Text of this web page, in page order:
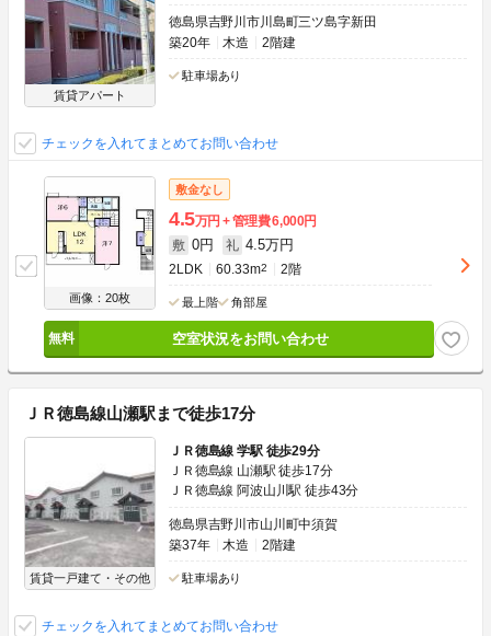
賃貸アパート
徳島県吉野川市川島町三ツ島字新田
築20年
木造 2階建
駐車場あり
チェックを入れてまとめてお問い合わせ
画像：20枚
敷金なし
4.5万円 管理費6,000円
敷 0円 礼 4.5万円
2LDK 60.33m2 2階
最上階 角部屋
空室状況をお問い合わせ
ＪＲ徳島線山瀬駅まで徒歩17分
賃貸一戸建て・その他
ＪＲ徳島線 学駅 徒歩29分
ＪＲ徳島線 山瀬駅 徒歩17分
ＪＲ徳島線 阿波山川駅 徒歩43分
徳島県吉野川市山川町中須賀
築37年
木造 2階建
駐車場あり
チェックを入れてまとめてお問い合わせ